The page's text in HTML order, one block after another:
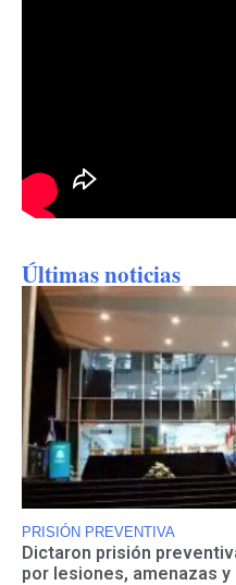
Últimas noticias
PRISIÓN PREVENTIVA
Dictaron prisión
por lesiones, amenazas